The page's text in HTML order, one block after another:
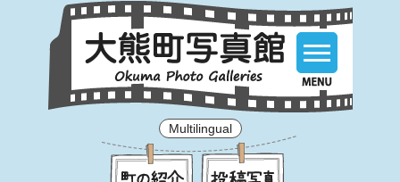
Multilingual